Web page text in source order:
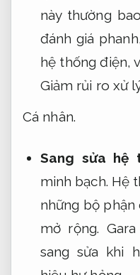
này thường
đánh giá
hệ thống điện,
Giảm rủi ro xử
Cá nhân.
Sang sửa hệ
minh bạch. Hệ
những bộ phận
mở rộng.
sang sửa khi